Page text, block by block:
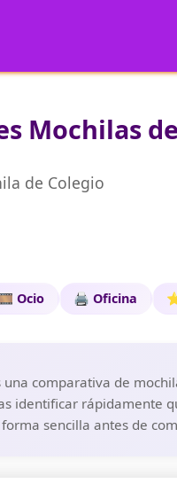
Mochilas
de Colegio
Ocio 🖨️ Oficina
comparativa de
identificar rápidamente
sencilla antes de